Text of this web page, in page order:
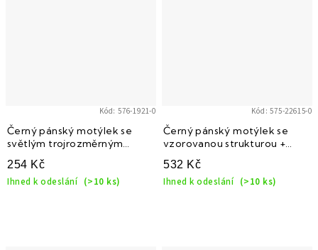
Černý pánský motýlek se
světlým trojrozměrným
254 Kč
Ihned k odeslání (>10 ks)
Kód: 576-1921-0
Černý pánský motýlek se
vzorovanou strukturou +
532 Kč
Ihned k odeslání (>10 ks)
Kód:575-22615-0